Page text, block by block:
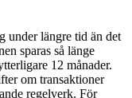
under längre tid än det
sparas så länge
12 månader.
om transaktioner
regelverk. För